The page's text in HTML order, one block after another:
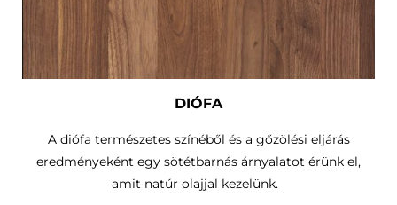
DIÓFA
A diófa természetes színéből és a gőzölési eljárás
eredményeként egy sötétbarnás árnyalatot érünk el,
amit natúr olajjal kezelünk.